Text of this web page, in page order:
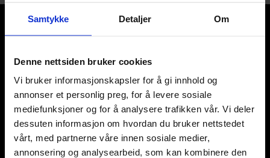
Samtykke Detaljer Om
Denne nettsiden bruker cookies
Vi bruker informasjonskapsler for å gi innhold og
annonser et personlig preg, for å levere sosiale
mediefunksjoner og for å analysere trafikken vår. Vi deler
dessuten informasjon om hvordan du bruker nettstedet
vårt, med partnerne våre innen sosiale medier,
annonsering og analysearbeid, som kan kombinere den
Våre kategorier
Brettspill
Bøker
Godteri, mat & drikke
Hobby & fritid